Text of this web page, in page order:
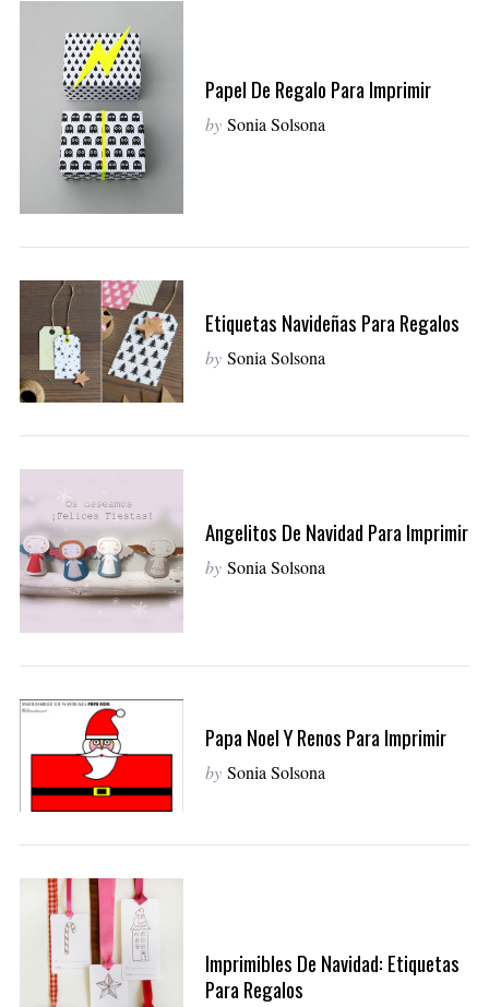
Papel De Regalo Para Imprimir
by Sonia Solsona
Etiquetas Navideñas Para Regalos
by Sonia Solsona
Angelitos De Navidad Para Imprimir
by Sonia Solsona
Papa Noel Y Renos Para Imprimir
by Sonia Solsona
Imprimibles De Navidad: Etiquetas
Para Regalos